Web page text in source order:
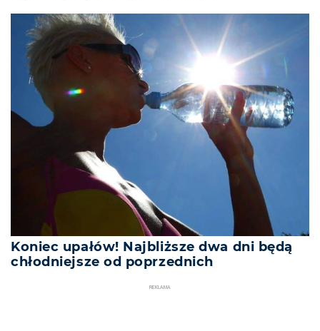
Koniec upałów! Najbliższe dwa dni będą
chłodniejsze od poprzednich
REKLAMA